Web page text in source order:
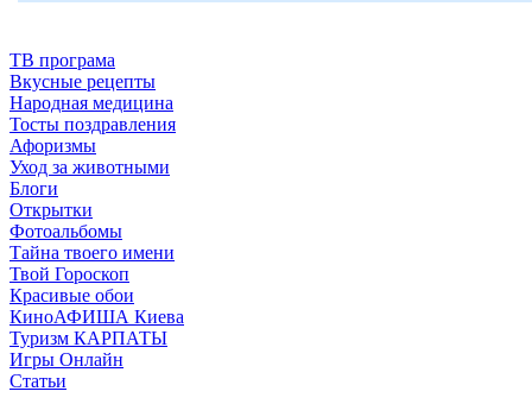
ТВ програма
Вкусные рецепты
Народная медицина
Тосты поздравления
Афоризмы
Уход за животными
Блоги
Открытки
Фотоальбомы
Тайна твоего имени
Твой Гороскоп
Красивые обои
КиноАФИША Киева
Туризм КАРПАТЫ
Игры Онлайн
Статьи